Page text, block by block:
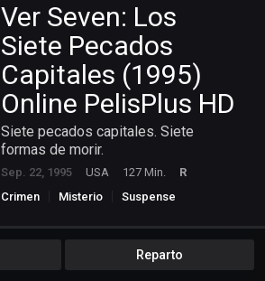
Ver Seven: Los
Siete Pecados
Capitales (1995)
Online PelisPlus HD
Siete pecados capitales. Siete
formas de morir.
Sep. 22, 1995 USA 127 Min.
R
Crimen
Misterio Suspense
Reparto